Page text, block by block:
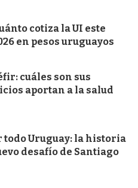
cotiza la UI este
en pesos uruguayos
cuáles son sus
aportan a la salud
todo Uruguay: la historia
desafío de Santiago